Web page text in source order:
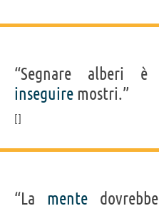
“Segnare alberi
inseguire mostri.”
“La mente